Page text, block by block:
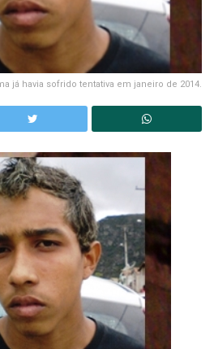
já havia sofrido tentativa em janeiro de 2014.